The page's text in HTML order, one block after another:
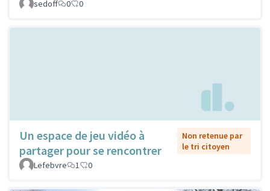
sedoff 0 0
Un espace de jeu vidéo à
partager pour se rencontrer
Non retenue par
le tri citoyen
Lefebvre
1 0